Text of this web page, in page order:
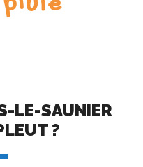
LE-SAUNIER
?